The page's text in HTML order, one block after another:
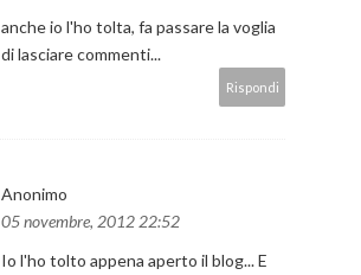
anche io l'ho tolta, fa passare la voglia
di lasciare commenti...
Rispondi
Anonimo
05 novembre, 2012 22:52
Io l'ho tolto appena aperto il blog... E